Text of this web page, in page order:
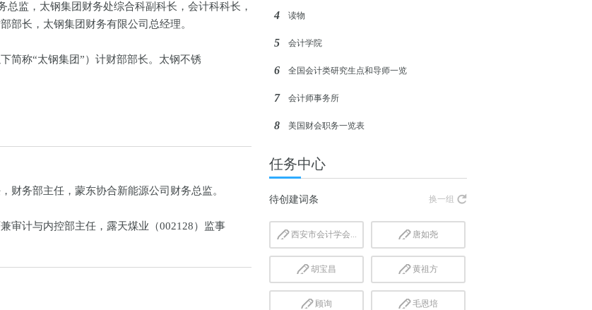
监，太钢集团财务处综合科副科长，会计科科长，
部长，太钢集团财务有限公司总经理。
简称“太钢集团”）计财部部长。太钢不锈
财务部主任，蒙东协合新能源公司财务总监。
审计与内控部主任，露天煤业（002128）监事
4 读物
5 会计学院
6 全国会计类研究生点和导师一览
7 会计师事务所
8 美国财会职务一览表
任务中心
待创建词条 换一组
西安市会计学会... 唐如尧
胡宝昌 黄祖方
顾询 毛恩培